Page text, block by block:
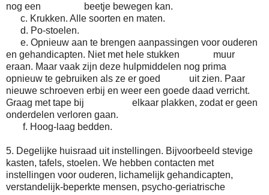
nog een beetje bewegen kan.
c. Krukken. Alle soorten en maten.
d. Po-stoelen.
e. Opnieuw aan te brengen aanpassingen voor ouderen
en gehandicapten. Niet met hele stukken muur
eraan. Maar vaak zijn deze hulpmiddelen nog prima
opnieuw te gebruiken als ze er goed uit zien. Paar
nieuwe schroeven erbij en weer een goede daad verricht.
Graag met tape bij elkaar plakken, zodat er geen
onderdelen verloren gaan.
f. Hoog-laag bedden.
5. Degelijke huisraad uit instellingen. Bijvoorbeeld stevige
kasten, tafels, stoelen. We hebben contacten met
instellingen voor ouderen, lichamelijk gehandicapten,
verstandelijk-beperkte mensen, psycho-geriatrische